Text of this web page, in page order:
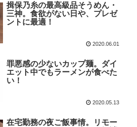
揖保乃糸の最高級品そうめん・
三神。食欲がない日や、プレゼ
ントに最適！
2020.06.01
罪悪感の少ないカップ麺。ダイ
エット中でもラーメンが食べた
い！
2020.05.13
在宅勤務の夜ご飯事情。リモー